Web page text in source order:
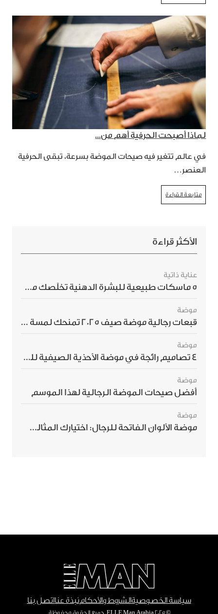
لماذا أصبحت الحرفية أهم من...
في عالم تتغير فيه صيحات الموضة بسرعة، تبقى الحرفية
العنصر…
متابعة القراءة
الأكثر قراءة
عناية ذاتية
5 ماسكات طبيعية للبشرة الدهنية تخلّصك من الحبوب بسرعة
موضة
قبعات رجالية موضة صيف 2025 تمنحك لمسة أناقة استثنائية
موضة
4 تصاميم رائجة في موضة الأحذية الصيفية للرجال هذا الموسم
موضة
أفضل صيحات الموضة الرجالية لهذا الموسم
موضة
موضة الألوان الفاتحة للرجال: اختيارك المثالي لإطلالة صيفية مبهرة
سياسة الخصوصيةالشروط والأحكامنبذة عنااتصل بنا
© ٢٠٢٥ ELLE Man Arabia. جميع الحقوق محفوظة.